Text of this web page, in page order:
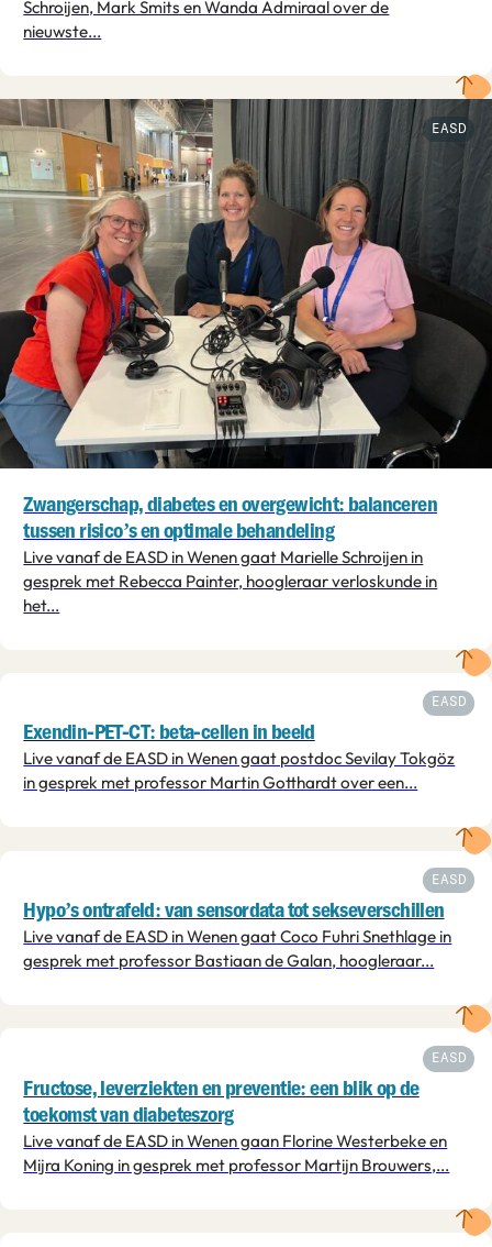
Schroijen, Mark Smits en Wanda Admiraal over de
nieuwste...
EASD
Zwangerschap, diabetes en overgewicht: balanceren
tussen risico’s en optimale behandeling
Live vanaf de EASD in Wenen gaat Marielle Schroijen in
gesprek met Rebecca Painter, hoogleraar verloskunde in
het...
EASD
Exendin-PET-CT: beta-cellen in beeld
Live vanaf de EASD in Wenen gaat postdoc Sevilay Tokgöz
in gesprek met professor Martin Gotthardt over een...
EASD
Hypo’s ontrafeld: van sensordata tot sekseverschillen
Live vanaf de EASD in Wenen gaat Coco Fuhri Snethlage in
gesprek met professor Bastiaan de Galan, hoogleraar...
EASD
Fructose, leverziekten en preventie: een blik op de
toekomst van diabeteszorg
Live vanaf de EASD in Wenen gaan Florine Westerbeke en
Mijra Koning in gesprek met professor Martijn Brouwers,...